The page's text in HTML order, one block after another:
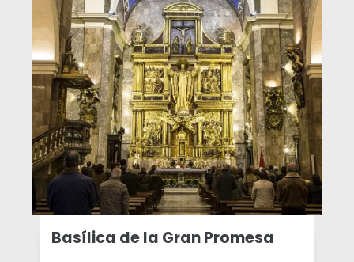
Basílica de la Gran Promesa